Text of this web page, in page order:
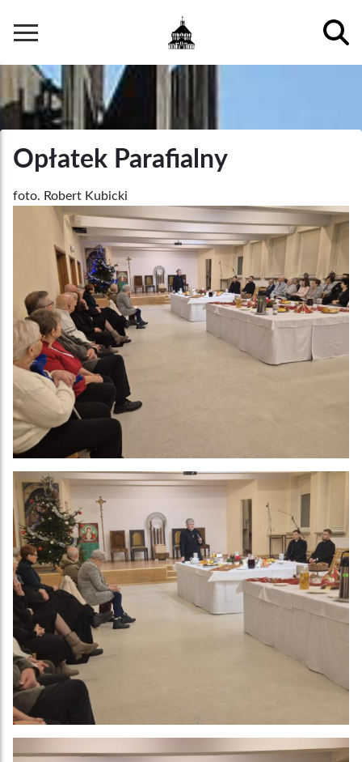
do
treści
Główna
nawigacja
Opłatek Parafialny
Podpis
foto. Robert Kubicki